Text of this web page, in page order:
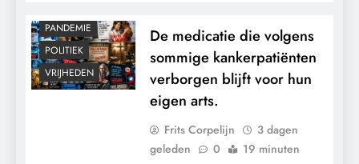
PANDEMIE
POLITIEK
VRIJHEDEN
De medicatie die volgens
sommige kankerpatiënten
verborgen blijft voor hun
eigen arts.
Frits Corpelijn
3 dagen
geleden
0 19 minuten